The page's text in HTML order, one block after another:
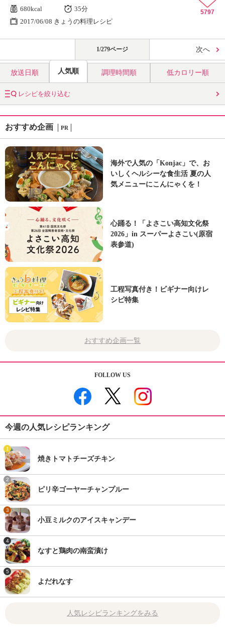
680kcal
35分
2017/06/08 きょうの料理レシピ
5797
1/279ページ 次へ
放送日順 人気順 調理時間順 低カロリー順
レシピを絞り込む
おすすめ企画 PR
海外で人気の「Konjac」で、お
いしくヘルシーな食生活 夏の人
気メニューにこんにゃくを！
心踊る！「よさこい高知文化祭
2026」in スーパーよさこい(原宿
表参道)
工程写真付き！ビギナー向けレ
シピ特集
おすすめ企画一覧
FOLLOW US
今週の人気レシピランキング
1
焼きトマトチーズチキン
2
ピリ辛ゴーヤーチャンプルー
3
小豆ミルクのアイスキャンデー
4
なすと鶏肉の南蛮漬け
5
よだれなす
人気レシピランキングをみる